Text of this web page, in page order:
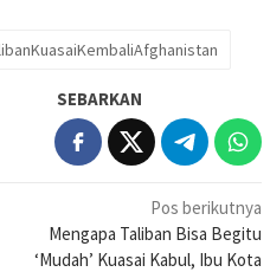
SEBARKAN
Pos berikutnya
Mengapa Taliban Bisa Begitu
‘Mudah’ Kuasai Kabul, Ibu Kota